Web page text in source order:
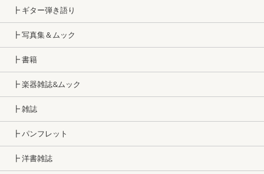
┣ ギター弾き語り
┣ 写真集＆ムック
┣ 書籍
┣ 楽器雑誌&ムック
┣ 雑誌
┣ パンフレット
┣ 洋書雑誌